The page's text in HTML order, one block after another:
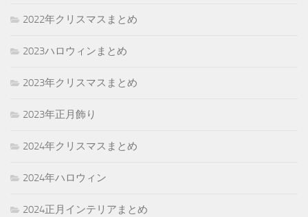
2022年クリスマスまとめ
2023ハロウィンまとめ
2023年クリスマスまとめ
2023年正月飾り
2024年クリスマスまとめ
2024年ハロウィン
2024正月インテリアまとめ